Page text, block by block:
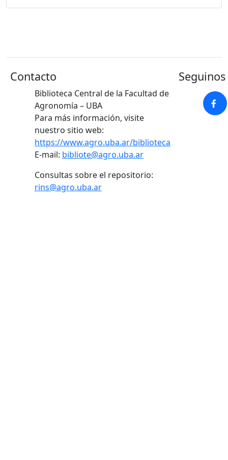
Contacto
Biblioteca Central de la Facultad de
Agronomía – UBA
Para más información, visite
nuestro sitio web:
https://www.agro.uba.ar/biblioteca
E-mail: bibliote@agro.uba.ar
Consultas sobre el repositorio:
rins@agro.uba.ar